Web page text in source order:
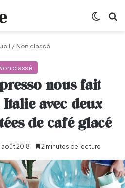
/ Non classé
classé
nous fait
avec deux
de café glacé
août 2018 2 minutes de lecture